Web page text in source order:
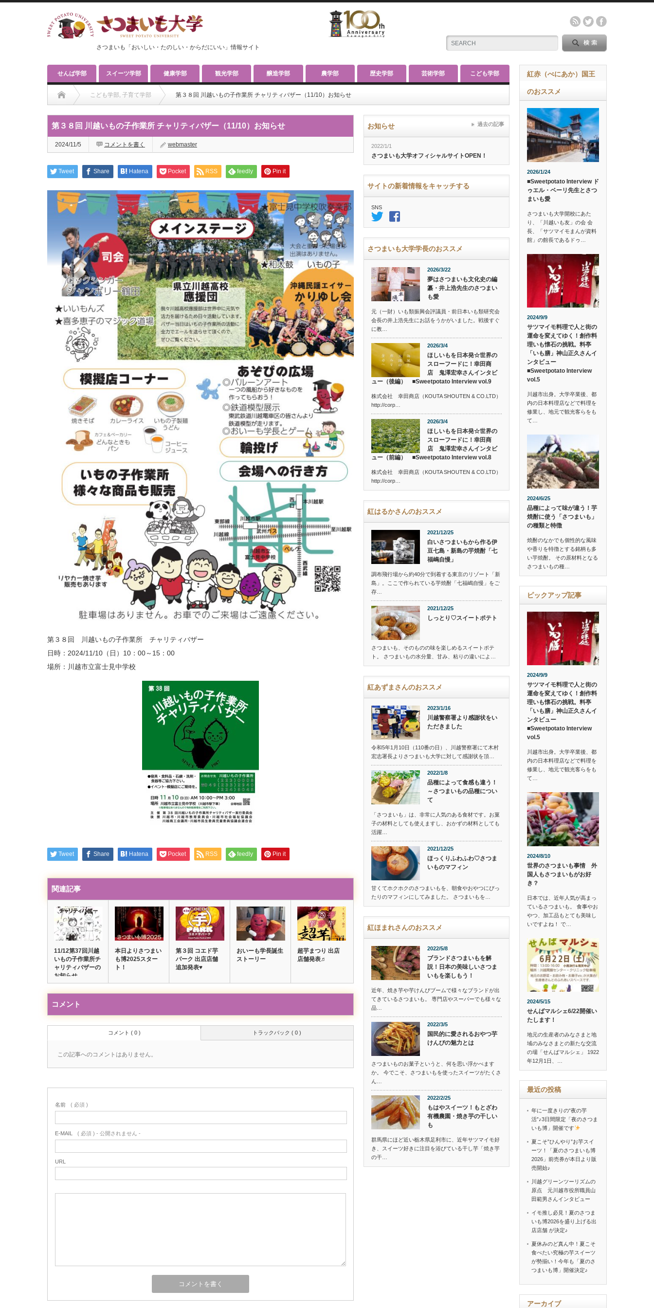
さつまいも「おいしい・たのしい・からだにいい」情報サイト
せんば学部 スイーツ学部 健康学部 観光学部 醸造学部 農学部 歴史学部 芸術学部 こども学部
こども学部, 子育て学部 第３８回 川越いもの子作業所 チャリティバザー（11/10）お知らせ
第３８回 川越いもの子作業所 チャリティバザー（11/10）お知らせ
2024/11/5 コメントを書く webmaster
Tweet Share Hatena Pocket RSS feedly Pin it
第３８回 川越いもの子作業所 チャリティバザー
日時：2024/11/10（日）10：00～15：00
場所：川越市立富士見中学校
Tweet Share Hatena Pocket RSS feedly Pin it
関連記事
11/12第37回川越
いもの子作業所チ
ャリティバザーの
お知らせ
本日よりさつまい
も博2025スター
ト！
第３回 コエド芋
パーク 出店店舗
追加発表♥
おいーも学長誕生
ストーリー
超芋まつり 出店
店舗発表♬
コメント
トラックバック ( 0 )
コメント ( 0 )
この記事へのコメントはありません。
名前 ( 必須 )
E-MAIL ( 必須 ) - 公開されません -
URL
お知らせ
2022/1/1
さつまいも大学オフィシャルサイトOPEN！
過去の記事
サイトの新着情報をキャッチする
SNS
さつまいも大学学長のおススメ
2026/3/22
夢はさつまいも文化史の編
纂・井上浩先生のさつまい
も愛
元（一財）いも類振興会評議員・前日本いも類研究会
会長の井上浩先生にお話をうかがいました。戦後すぐ
に教…
2026/3/4
ほしいもを日本発☆世界の
スローフードに！幸田商
店 鬼澤宏幸さんインタビ
ュー（後編） ■Sweetpotato Interview vol.9
株式会社 幸田商店（KOUTA SHOUTEN & CO.LTD）
http://corp…
2026/3/4
ほしいもを日本発☆世界の
スローフードに！幸田商
店 鬼澤宏幸さんインタビ
ュー（前編） ■Sweetpotato Interview vol.8
株式会社 幸田商店（KOUTA SHOUTEN & CO.LTD）
http://corp…
紅はるかさんのおススメ
2021/12/25
白いさつまいもから作る伊
豆七島・新島の芋焼酎「七
福嶋自慢」
調布飛行場から約40分で到着する東京のリゾート「新
島」。ここで作られている芋焼酎「七福嶋自慢」をご
存…
2021/12/25
しっとり♡スイートポテト
さつまいも、そのものの味を楽しめるスイートポテ
ト。 さつまいもの水分量、甘み、粘りの違いによ…
紅あずまさんのおススメ
2023/1/16
川越警察署より感謝状をい
ただきました
令和5年1月10日（110番の日）、川越警察署にて木村
宏志署長よりさつまいも大学に対して感謝状を頂…
2022/1/8
品種によって食感も違う！
～さつまいもの品種につい
て
「さつまいも」は、非常に人気のある食材です。お菓
子の材料としても使えますし、おかずの材料としても
活躍…
2021/12/25
ほっくりふわふわ♡さつま
いものマフィン
甘くてホクホクのさつまいもを、朝食やおやつにぴっ
たりのマフィンにしてみました。 さつまいもを…
紅ほまれさんのおススメ
2022/5/8
ブランドさつまいもを解
説！日本の美味しいさつま
いもを楽しもう！
近年、焼き芋や芋けんぴブームで様々なブランドが出
てきているさつまいも。 専門店やスーパーでも様々な
品…
2022/3/5
国民的に愛されるおやつ芋
けんぴの魅力とは
さつまいものお菓子というと、何を思い浮かべます
か。 今でこそ、さつまいもを使ったスイーツがたくさ
ん…
2022/2/25
もはやスイーツ！もとざわ
有機農園・焼き芋の干しい
も
群馬県にほど近い栃木県足利市に、近年サツマイモ好
き、スイーツ好きに注目を浴びている干し芋「焼き芋
の干…
紅赤（べにあか）国王
のおススメ
2026/1/24
■Sweetpotato Interview ド
ゥエル・ベーリ先生とさつ
まいも愛
さつまいも大学開校にあた
り、「川越いも友」の会 会
長、「サツマイモまんが資料
館」の館長であるドゥ…
2024/9/9
サツマイモ料理で人と街の
運命を変えてゆく！創作料
理いも懐石の挑戦。料亭
「いも膳」神山正久さんイ
ンタビュー
■Sweetpotato Interview
vol.5
川越市出身。大学卒業後、都
内の日本料理店などで料理を
修業し、地元で観光客らをも
て…
2024/6/25
品種によって味が違う！芋
焼酎に使う「さつまいも」
の種類と特徴
焼酎のなかでも個性的な風味
や香りを特徴とする銘柄も多
い芋焼酎。 その原材料となる
さつまいもの種…
ピックアップ記事
2024/9/9
サツマイモ料理で人と街の
運命を変えてゆく！創作料
理いも懐石の挑戦。料亭
「いも膳」神山正久さんイ
ンタビュー
■Sweetpotato Interview
vol.5
川越市出身。大学卒業後、都
内の日本料理店などで料理を
修業し、地元で観光客らをも
て…
2024/8/10
世界のさつまいも事情 外
国人もさつまいもがお好
き？
日本では、近年人気が高まっ
ているさつまいも。 食事やお
やつ、加工品もとても美味し
いですよね！ で…
2024/5/15
せんばマルシェ6/22開催い
たします！
地元の生産者のみなさまと地
域のみなさまとの新たな交流
の場「せんばマルシェ」 1922
年12月1日、…
最近の投稿
年に一度きりの“夜の芋
活”♪3日間限定「夜のさつま
いも博」開催です
夏こそ”ひんやり”お芋スイ
ーツ！「夏のさつまいも博
2026」前売券が本日より販
売開始♪
川越グリーンツーリズムの
原点 元川越市役所職員山
田範男さんインタビュー
イモ推し必見！夏のさつま
いも博2026を盛り上げる出
店店舗 が決定♪
夏休みのど真ん中！夏こそ
食べたい究極の芋スイーツ
が勢揃い！今年も「夏のさ
つまいも博」開催決定♪
アーカイブ